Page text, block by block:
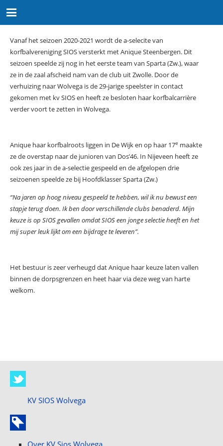
Vanaf het seizoen 2020-2021 wordt de a-selecite van
korfbalvereniging SIOS versterkt met Anique Steenbergen. Dit
seizoen speelde zij nog in het eerste team van Sparta (Zw.), waar
ze in de zaal afscheid nam van de club uit Zwolle. Door de
verhuizing naar Wolvega is de 29-jarige speelster in contact
gekomen met kv SIOS en heeft ze besloten haar korfbalcarrière
verder voort te zetten in Wolvega.
Anique haar korfbalroots liggen in De Wijk en op haar 17e maakte
ze de overstap naar de junioren van Dos’46. In Nijeveen heeft ze
ook zes jaar in de a-selectie gespeeld en de afgelopen drie
seizoenen speelde ze bij Hoofdklasser Sparta (Zw.)
“Na jaren op hoog niveau gespeeld te hebben, wil ik nu bewust een
stapje terug doen. Ik ben door verschillende clubs benaderd. Mijn
keuze is op SIOS gevallen omdat SIOS een jonge selectie heeft en het
mij super leuk lijkt om een bijdrage te leveren”.
Het bestuur is zeer verheugd dat Anique haar keuze laten vallen
binnen de dorpsgrenzen en heet haar via deze weg van harte
welkom.
KV SIOS Wolvega
Over KV Sios Wolvega